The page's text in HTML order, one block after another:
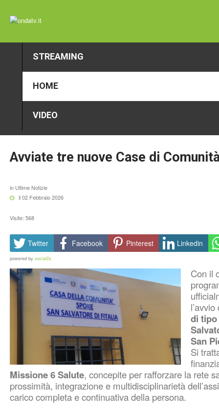
STREAMING
HOME
VIDEO
Avviate tre nuove Case di
in Ultime Notizie
il 02 Febbraio 2026
Visite: 568
Twitter Facebook Pinterest Linkedin
powered by social2s
Con il
di tipo
San
Si
Missione 6 Salute, concepite per rafforzare la rete
prossimità, integrazione e multidisciplinarietà
carico completa e continuativa della persona.